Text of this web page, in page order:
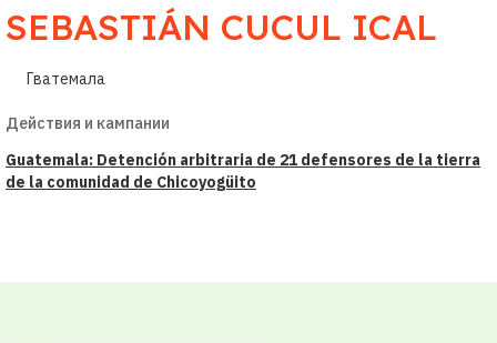
SEBASTIÁN CUCUL ICAL
Гватемала
Действия и кампании
Guatemala: Detención arbitraria de 21 defensores de la tierra
de la comunidad de Chicoyogüito